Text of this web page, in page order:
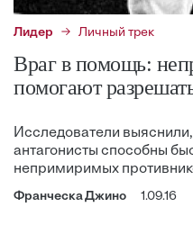
Лидер Личный трек
Враг в помощь:
помогают
Исследователи
антагонисты способны
непримиримых
Франческа Джино 1.09.16